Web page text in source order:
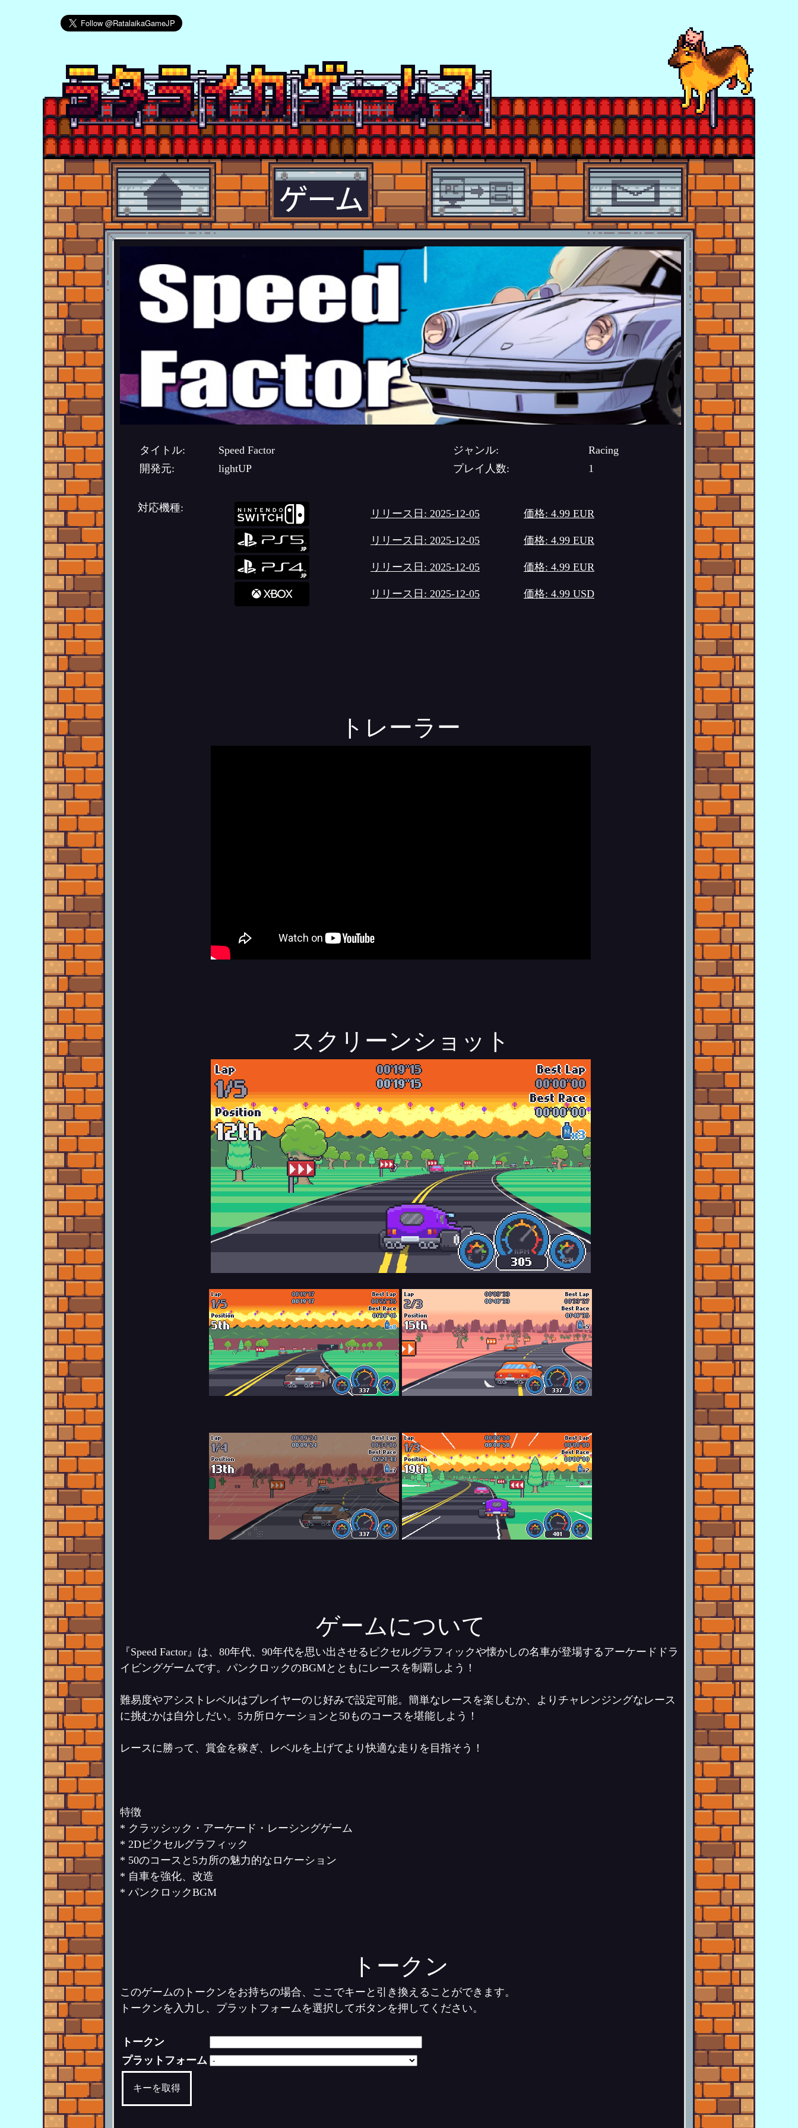
タイトル: Speed Factor ジャンル:
Racing
開発元:
lightUP プレイ人数: 1
対応機種: リリース日: 2025-12-05 価格: 4.99 EUR
リリース日: 2025-12-05 価格: 4.99 EUR
リリース日: 2025-12-05 価格: 4.99 EUR
リリース日: 2025-12-05 価格: 4.99 USD
トレーラー
スクリーンショット
ゲームについて
『Speed Factor』は、80年代、90年代を思い出させるピクセルグラフィックや懐かしの名車が登場するアーケードドラ
イビングゲームです。パンクロックのBGMとともにレースを制覇しよう！
難易度やアシストレベルはプレイヤーのじ好みで設定可能。簡単なレースを楽しむか、よりチャレンジングなレース
に挑むかは自分しだい。5カ所ロケーションと50ものコースを堪能しよう！
レースに勝って、賞金を稼ぎ、レベルを上げてより快適な走りを目指そう！
特徴
* クラッシック・アーケード・レーシングゲーム
* 2Dピクセルグラフィック
* 50のコースと5カ所の魅力的なロケーション
* 自車を強化、改造
* パンクロックBGM
トークン
このゲームのトークンをお持ちの場合、ここでキーと引き換えることができます。
トークンを入力し、プラットフォームを選択してボタンを押してください。
トークン
プラットフォーム
キーを取得